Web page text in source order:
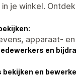
je winkel.
apparaat-
en
en